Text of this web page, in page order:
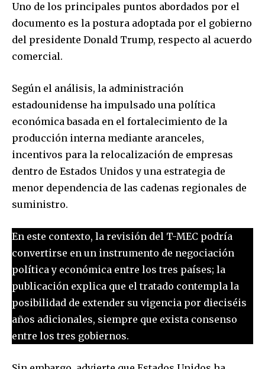
Uno de los principales puntos abordados por el
documento es la postura adoptada por el gobierno
del presidente Donald Trump, respecto al acuerdo
comercial.
Según el análisis, la administración
estadounidense ha impulsado una política
económica basada en el fortalecimiento de la
producción interna mediante aranceles,
incentivos para la relocalización de empresas
dentro de Estados Unidos y una estrategia de
menor dependencia de las cadenas regionales de
suministro.
En este contexto, la revisión del T-MEC podría
convertirse en un instrumento de negociación
política y económica entre los tres países; la
publicación explica que el tratado contempla la
posibilidad de extender su vigencia por dieciséis
años adicionales, siempre que exista consenso
entre los tres gobiernos.